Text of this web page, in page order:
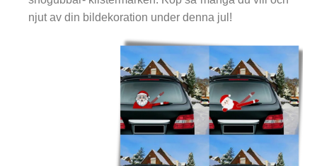
njut av din bildekoration under denna jul!